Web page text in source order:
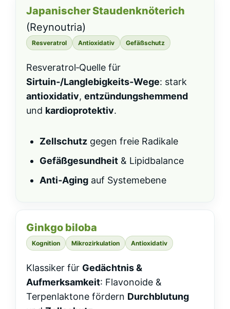
Japanischer Staudenknöterich
(Reynoutria)
Resveratrol Antioxidativ Gefäßschutz
Resveratrol‑Quelle für
Sirtuin‑/Langlebigkeits‑Wege: stark
antioxidativ, entzündungshemmend
und kardioprotektiv.
Zellschutz gegen freie Radikale
Gefäßgesundheit & Lipidbalance
Anti‑Aging auf Systemebene
Ginkgo biloba
Kognition Mikrozirkulation Antioxidativ
Klassiker für Gedächtnis &
Aufmerksamkeit: Flavonoide &
Terpenlaktone fördern Durchblutung